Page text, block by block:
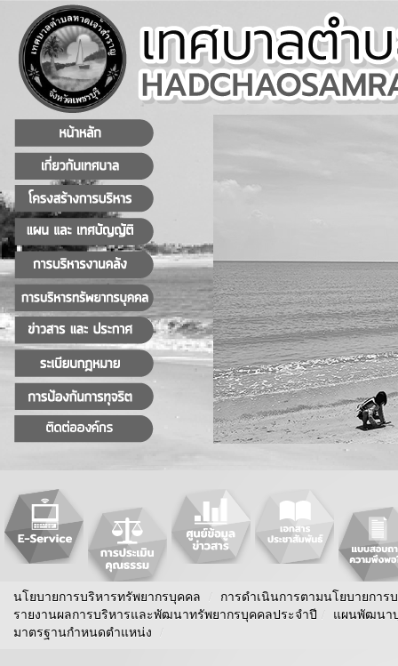
นโยบายการบริหารทรัพยากรบุคคล /
การดำเนินการตามนโยบายการ
รายงานผลการบริหารและพัฒนาทรัพยากรบุคคลประจําปี
/
แผนพัฒนา
มาตรฐานกำหนดตำแหน่ง
/